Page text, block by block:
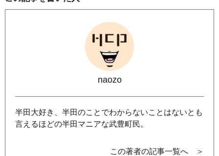
naozo
半田大好き、半田のことでわからないことはないとも
言えるほどの半田マニアな武豊町民。
この著者の記事一覧へ ＞